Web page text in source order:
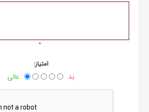
*
امتیاز:
بد عالی